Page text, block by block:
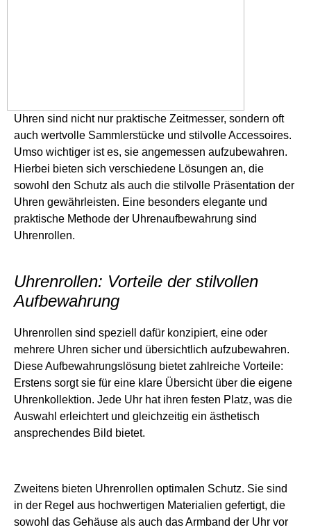
Uhren sind nicht nur praktische Zeitmesser, sondern oft
auch wertvolle Sammlerstücke und stilvolle Accessoires.
Umso wichtiger ist es, sie angemessen aufzubewahren.
Hierbei bieten sich verschiedene Lösungen an, die
sowohl den Schutz als auch die stilvolle Präsentation der
Uhren gewährleisten. Eine besonders elegante und
praktische Methode der Uhrenaufbewahrung sind
Uhrenrollen.
Uhrenrollen: Vorteile der stilvollen
Aufbewahrung
Uhrenrollen sind speziell dafür konzipiert, eine oder
mehrere Uhren sicher und übersichtlich aufzubewahren.
Diese Aufbewahrungslösung bietet zahlreiche Vorteile:
Erstens sorgt sie für eine klare Übersicht über die eigene
Uhrenkollektion. Jede Uhr hat ihren festen Platz, was die
Auswahl erleichtert und gleichzeitig ein ästhetisch
ansprechendes Bild bietet.
Zweitens bieten Uhrenrollen optimalen Schutz. Sie sind
in der Regel aus hochwertigen Materialien gefertigt, die
sowohl das Gehäuse als auch das Armband der Uhr vor